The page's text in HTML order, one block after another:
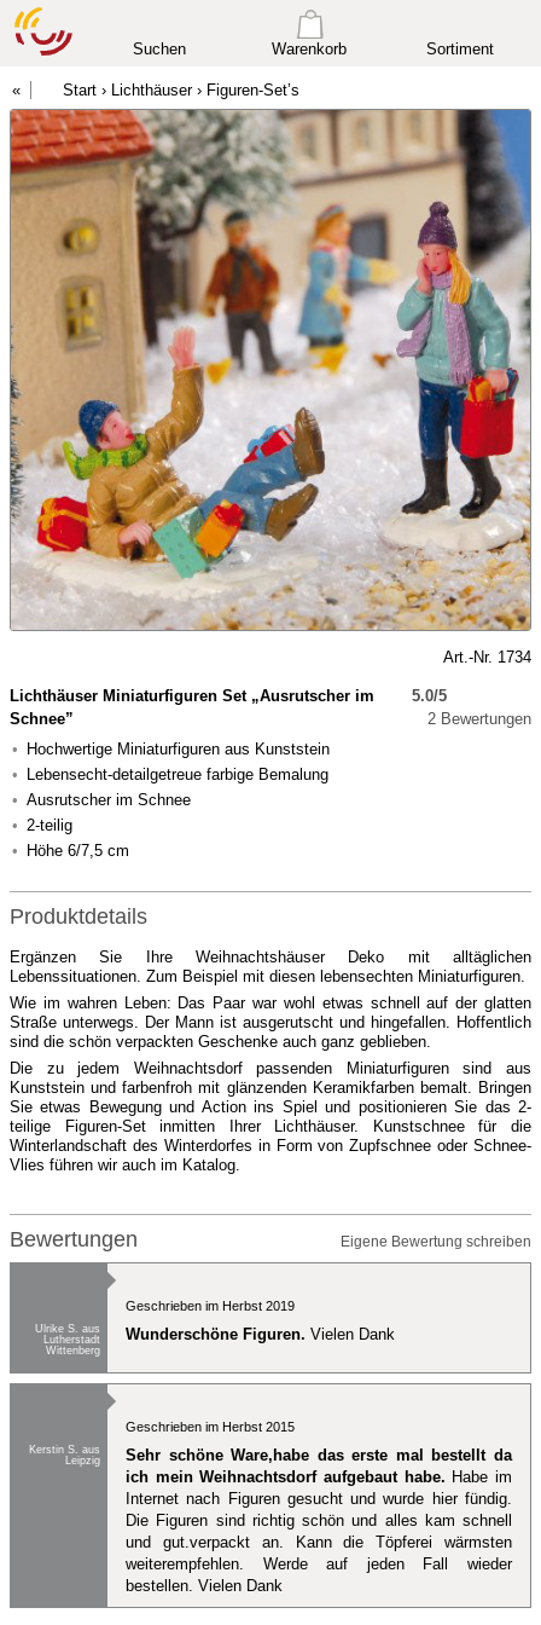
Suchen Warenkorb Sortiment
Start › Lichthäuser› Figuren-Set’s
Art.-Nr. 1734
Lichthäuser Miniaturfiguren Set „Ausrutscher im
Schnee”
Hochwertige Miniaturfiguren aus Kunststein
Lebensecht-detailgetreue farbige Bemalung
Ausrutscher im Schnee
2-teilig
Höhe 6/7,5 cm
5.0/5
2 Bewertungen
Produktdetails
Ergänzen Sie Ihre Weihnachtshäuser Deko mit alltäglichen
Lebenssituationen. Zum Beispiel mit diesen lebensechten Miniaturfiguren.
Wie im wahren Leben: Das Paar war wohl etwas schnell auf der glatten
Straße unterwegs. Der Mann ist ausgerutscht und hingefallen. Hoffentlich
sind die schön verpackten Geschenke auch ganz geblieben.
Die zu jedem Weihnachtsdorf passenden Miniaturfiguren sind aus
Kunststein und farbenfroh mit glänzenden Keramikfarben bemalt. Bringen
Sie etwas Bewegung und Action ins Spiel und positionieren Sie das 2-
teilige Figuren-Set inmitten Ihrer Lichthäuser. Kunstschnee für die
Winterlandschaft des Winterdorfes in Form von Zupfschnee oder Schnee-
Vlies führen wir auch im Katalog.
Bewertungen Eigene Bewertung schreiben
Ulrike S. aus
Lutherstadt
Wittenberg
Geschrieben im Herbst 2019
Wunderschöne Figuren. Vielen Dank
Kerstin S. aus
Leipzig
Geschrieben im Herbst 2015
Sehr schöne Ware,habe das erste mal bestellt da
ich mein Weihnachtsdorf aufgebaut habe. Habe im
Internet nach Figuren gesucht und wurde hier fündig.
Die Figuren sind richtig schön und alles kam schnell
und gut.verpackt an. Kann die Töpferei wärmsten
weiterempfehlen. Werde auf jeden Fall wieder
bestellen. Vielen Dank